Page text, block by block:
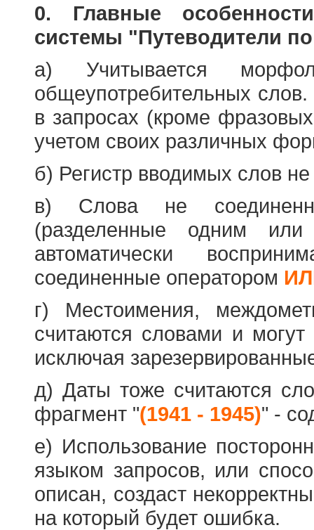
0. Главные
системы "Путеводители
а) Учитывается
общеупотребительных
в запросах (кроме
учетом своих различных
б) Регистр вводимых слов
в) Слова не
(разделенные одним или
автоматически
соединенные оператором
г) Местоимения,
считаются словами и могут
исключая
д) Даты тоже считаются
фрагмент "(1941 - 1945)" -
е) Использование
языком запросов, или
описан, создаст
на который будет ошибка.